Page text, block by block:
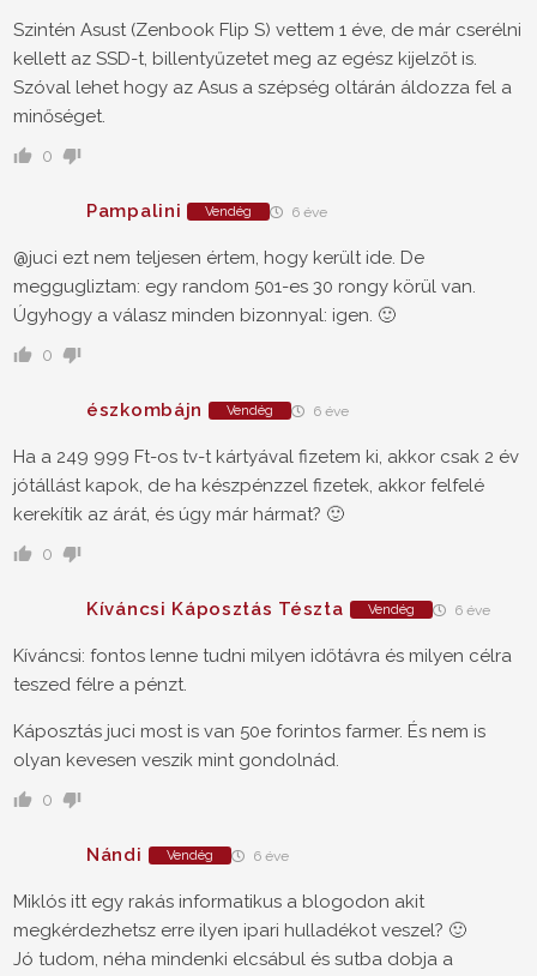
Szintén Asust (Zenbook Flip S) vettem 1 éve, de már cserélni
kellett az SSD-t, billentyűzetet meg az egész kijelzőt is.
Szóval lehet hogy az Asus a szépség oltárán áldozza fel a
minőséget.
0
Pampalini Vendég 6 éve
@juci ezt nem teljesen értem, hogy került ide. De
meggugliztam: egy random 501-es 30 rongy körül van.
Úgyhogy a válasz minden bizonnyal: igen. 🙂
0
észkombájn Vendég 6 éve
Ha a 249 999 Ft-os tv-t kártyával fizetem ki, akkor csak 2 év
jótállást kapok, de ha készpénzzel fizetek, akkor felfelé
kerekítik az árát, és úgy már hármat? 🙂
0
Kíváncsi Káposztás Tészta Vendég 6 éve
Kíváncsi: fontos lenne tudni milyen időtávra és milyen célra
teszed félre a pénzt.
Káposztás juci most is van 50e forintos farmer. És nem is
olyan kevesen veszik mint gondolnád.
0
Nándi Vendég 6 éve
Miklós itt egy rakás informatikus a blogodon akit
megkérdezhetsz erre ilyen ipari hulladékot veszel? 🙂
Jó tudom, néha mindenki elcsábul és sutba dobja a